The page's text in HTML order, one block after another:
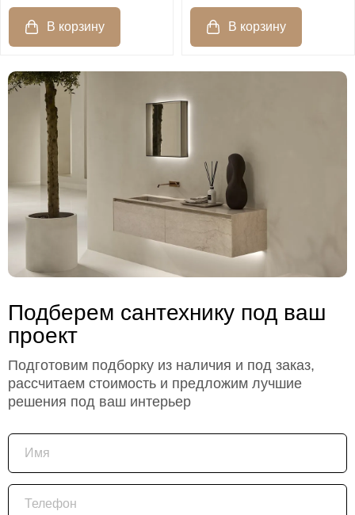
Подберем сантехнику под ваш
проект
Подготовим подборку из наличия и под заказ,
рассчитаем стоимость и предложим лучшие
решения под ваш интерьер
Имя
Телефон